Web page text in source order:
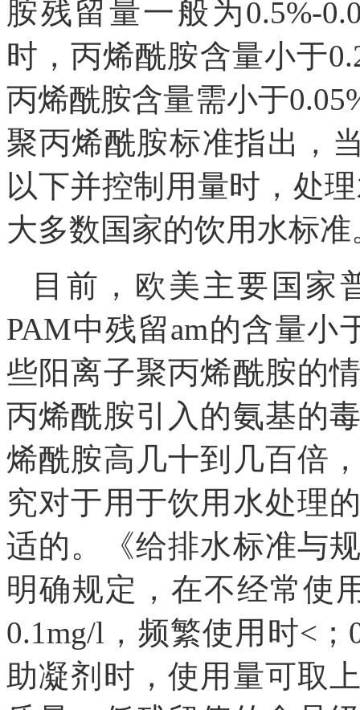
胺残留量一般为0.5%-
时，丙烯酰胺含量小于
丙烯酰胺含量需小于
聚丙烯酰胺标准指出，
以下并控制用量时，处
大多数国家的饮用水标准
目前，欧美主要国家
PAM中残留am的含量小
些阳离子聚丙烯酰胺的
丙烯酰胺引入的氨基的
烯酰胺高几十到几百倍
究对于用于饮用水处理
适的。《给排水标准与
明确规定，在不经常使
0.1mg/l，频繁使用时<
助凝剂时，使用量可取